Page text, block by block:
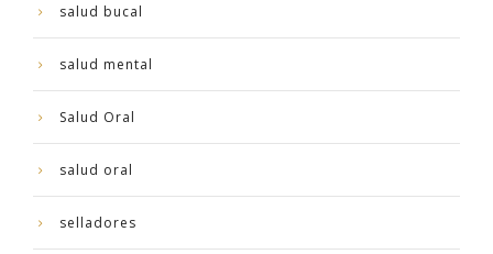
salud bucal
salud mental
Salud Oral
salud oral
selladores